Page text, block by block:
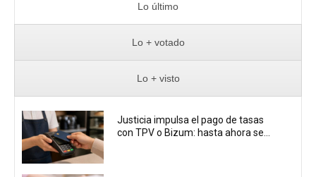
Lo último
Lo + votado
Lo + visto
Justicia impulsa el pago de tasas
con TPV o Bizum: hasta ahora se...